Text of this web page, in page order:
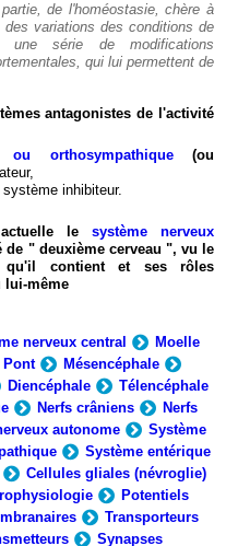
de l'homéostasie, chère à
des variations des conditions de
une série de modifications
qui lui permettent de
antagonistes de l'activité
ou orthosympathique(ou
système inhibiteur.
le système nerveux
de " deuxième cerveau ", vu le
qu'il contient et ses rôles
lui-même
nerveux central
Moelle
Pont
Mésencéphale
Diencéphale
Télencéphale
Nerfs crâniens
Nerfs
autonome
Système
Système entérique
Cellules gliales (névroglie)
Potentiels
Transporteurs
Synapses